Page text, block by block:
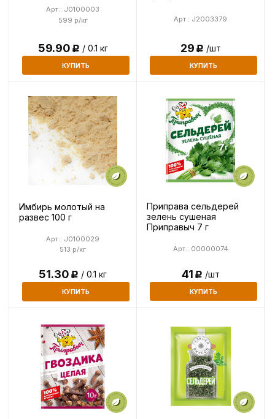
599 р/кг
Арт.: J0100003
59.90Р / 0.1 кг
КУПИТЬ
Арт.: J2003379
29Р /шт
КУПИТЬ
Имбирь молотый на
развес 100 г
513 р/кг
Арт.: J0100029
51.30Р / 0.1 кг
КУПИТЬ
Приправа сельдерей
зелень сушеная
Приправыч 7 г
Арт.: 00000074
41Р /шт
КУПИТЬ